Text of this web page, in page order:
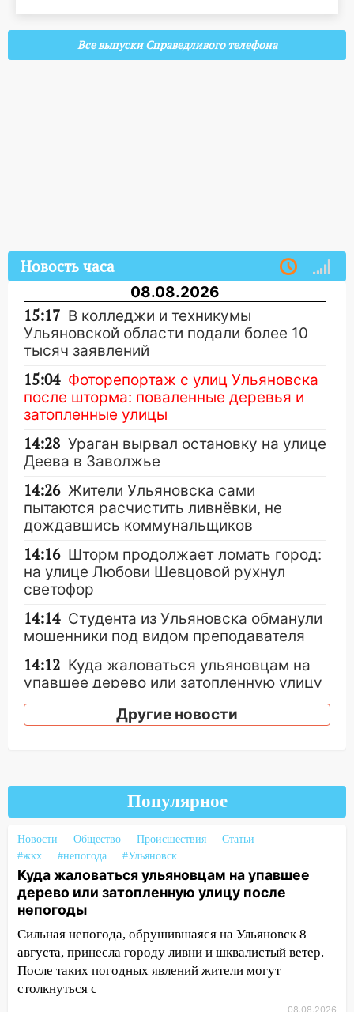
Все выпуски Справедливого телефона
Новость часа
08.08.2026
15:17 В колледжи и техникумы
Ульяновской области подали более 10
тысяч заявлений
15:04 Фоторепортаж с улиц Ульяновска
после шторма: поваленные деревья и
затопленные улицы
14:28 Ураган вырвал остановку на улице
Деева в Заволжье
14:26 Жители Ульяновска сами
пытаются расчистить ливнёвки, не
дождавшись коммунальщиков
14:16 Шторм продолжает ломать город:
на улице Любови Шевцовой рухнул
светофор
14:14 Студента из Ульяновска обманули
мошенники под видом преподавателя
14:12 Куда жаловаться ульяновцам на
упавшее дерево или затопленную улицу
после непогоды
13:59 В Новом городе ураганным
В мэрии Ульяновска рассказали,
как устраняют последствия мощного
13:49 Стихия продолжает крушить
Ульяновск: дерево рухнуло на дом на
Орджоникидзе
13:47 На Нижней Террасе мощным
ветром вырвало дерево с корнем
13:46 Сильный ветер сорвал крышу с
СТО на проспекте Созидателей
Другие новости
Популярное
Новости Общество Происшествия
Статьи
#жкх
#непогода #Ульяновск
Куда жаловаться ульяновцам на упавшее
дерево или затопленную улицу после
непогоды
Сильная непогода, обрушившаяся на Ульяновск 8
августа, принесла городу ливни и шквалистый ветер.
После таких погодных явлений жители могут
столкнуться с
08.08.2026